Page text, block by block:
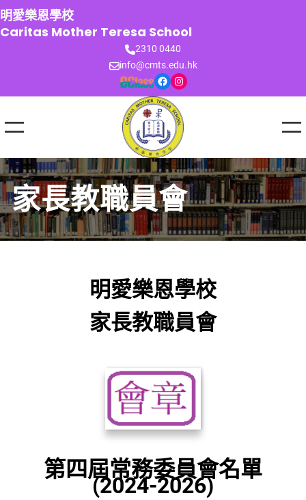
跳
至
主
明愛樂恩學校
Caritas Mother Teresa School
2310 0440
info@cmts.edu.hk
Facebook Instagram
家長教職員會
明愛樂恩學校
家長教職員會
第四屆常務委員會名單
(2024-2026)